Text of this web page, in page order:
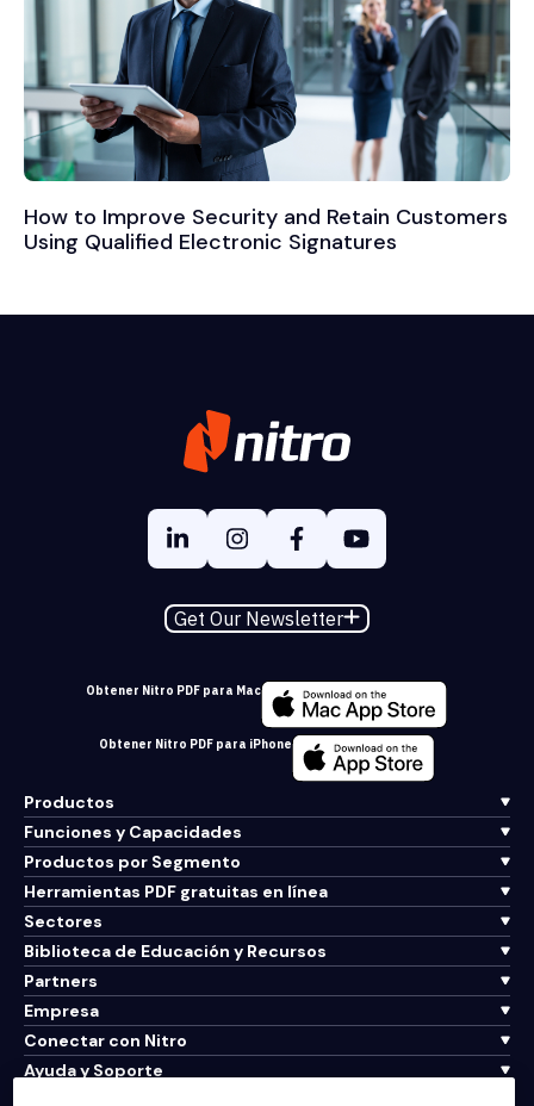
How to Improve Security and Retain Customers
Using Qualified Electronic Signatures
Get Our Newsletter
Obtener Nitro PDF para Mac
Obtener Nitro PDF para iPhone
Productos
Funciones y Capacidades
Productos por Segmento
Herramientas PDF gratuitas en línea
Sectores
Biblioteca de Educación y Recursos
Partners
Empresa
Conectar con Nitro
Ayuda y Soporte